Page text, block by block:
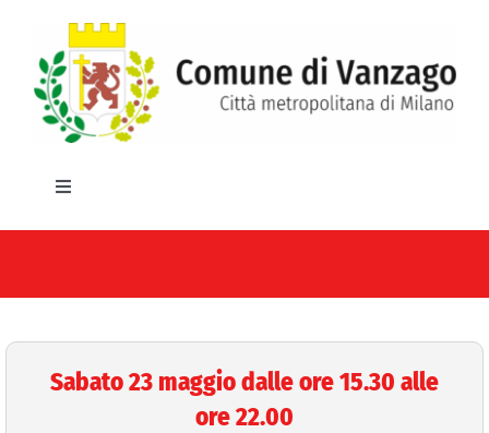
contenuto
Toggle
HOME
IL COMUNE
Sabato 23 maggio dalle ore 15.30 alle
ore 22.00